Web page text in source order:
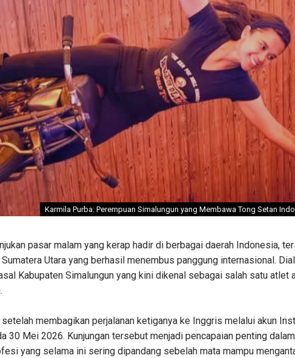
Karmila Purba: Perempuan Simalungun yang Membawa Tong Setan
pasar malam yang kerap hadir di berbagai daerah Indonesia,
Utara yang berhasil menembus panggung internasional.
Kabupaten Simalungun yang kini dikenal sebagai salah satu atlet
membagikan perjalanan ketiganya ke Inggris melalui akun
30 Mei 2026. Kunjungan tersebut menjadi pencapaian penting
yang selama ini sering dipandang sebelah mata mampu